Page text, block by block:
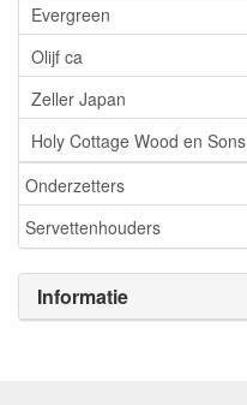
Evergreen
Olijf ca
Zeller Japan
Holy Cottage Wood en Sons
Onderzetters
Servettenhouders
Informatie